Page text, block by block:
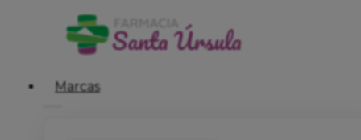
Marcas